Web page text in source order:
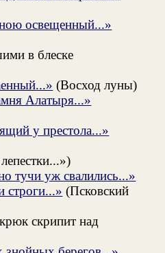
освещенный...»
в блеске
(Восход луны)
Алатыря...»
у престола...»
тучи уж свалились...»
строги...» (Псковский
скрипит над